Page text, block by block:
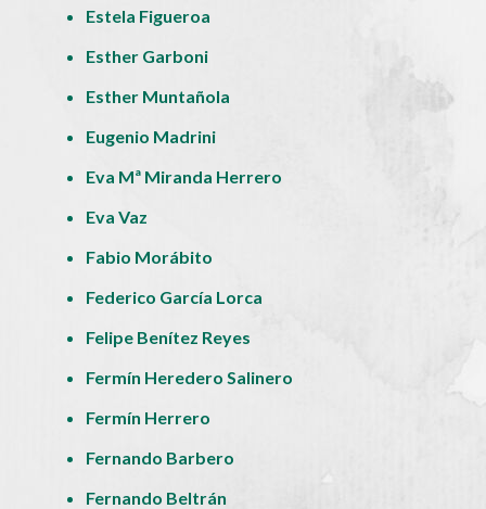
Estela Figueroa
Esther Garboni
Esther Muntañola
Eugenio Madrini
Eva Mª Miranda Herrero
Eva Vaz
Fabio Morábito
Federico García Lorca
Felipe Benítez Reyes
Fermín Heredero Salinero
Fermín Herrero
Fernando Barbero
Fernando Beltrán